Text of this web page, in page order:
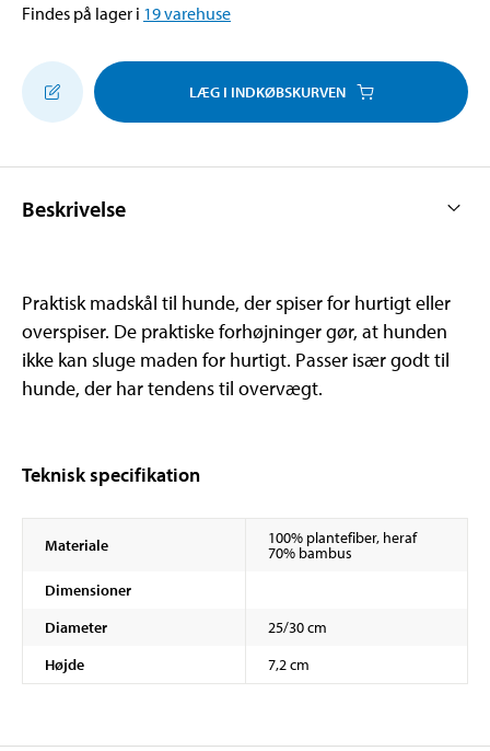
Findes på lager i 19varehuse
LÆG I INDKØBSKURVEN
Beskrivelse
Praktisk madskål til hunde, der spiser for hurtigt eller
overspiser. De praktiske forhøjninger gør, at hunden
ikke kan sluge maden for hurtigt. Passer især godt til
hunde, der har tendens til overvægt.
Teknisk specifikation
Materiale 100% plantefiber, heraf
70% bambus
Dimensioner
Diameter
25/30 cm
Højde
7,2 cm